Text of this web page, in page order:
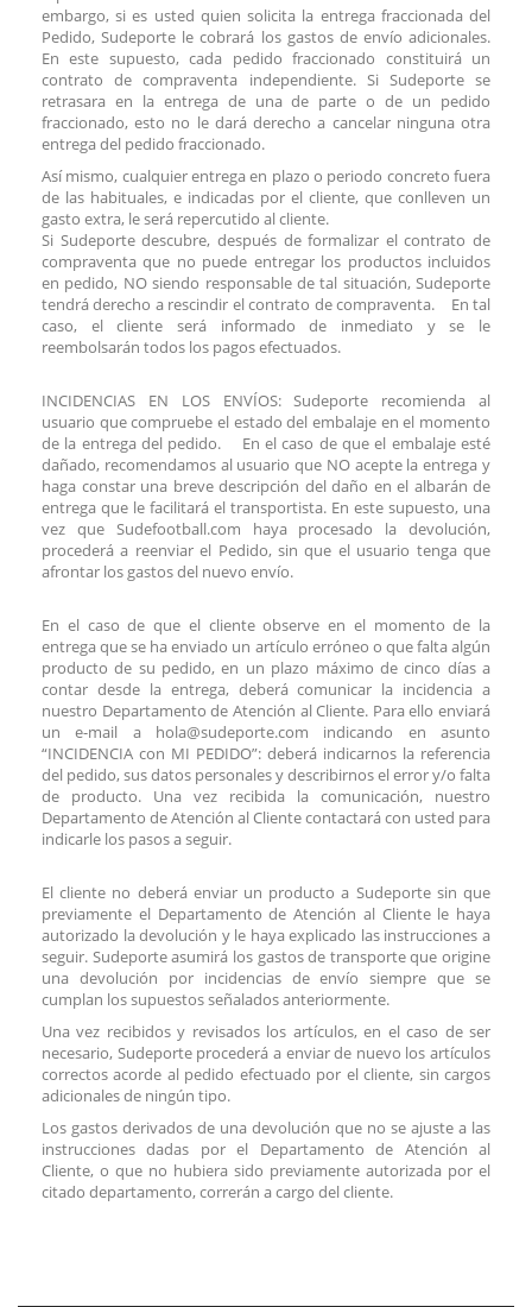
embargo, si es usted quien solicita la entrega fraccionada del
Pedido, Sudeporte le cobrará los gastos de envío adicionales.
En este supuesto, cada pedido fraccionado constituirá un
contrato de compraventa independiente. Si Sudeporte se
retrasara en la entrega de una de parte o de un pedido
fraccionado, esto no le dará derecho a cancelar ninguna otra
entrega del pedido fraccionado.
Así mismo, cualquier entrega en plazo o periodo concreto fuera
de las habituales, e indicadas por el cliente, que conlleven un
gasto extra, le será repercutido al cliente.
Si Sudeporte descubre, después de formalizar el contrato de
compraventa que no puede entregar los productos incluidos
en pedido, NO siendo responsable de tal situación, Sudeporte
tendrá derecho a rescindir el contrato de compraventa. En tal
caso, el cliente será informado de inmediato y se le
reembolsarán todos los pagos efectuados.
INCIDENCIAS EN LOS ENVÍOS: Sudeporte recomienda al
usuario que compruebe el estado del embalaje en el momento
de la entrega del pedido. En el caso de que el embalaje esté
dañado, recomendamos al usuario que NO acepte la entrega y
haga constar una breve descripción del daño en el albarán de
entrega que le facilitará el transportista. En este supuesto, una
vez que Sudefootball.com haya procesado la devolución,
procederá a reenviar el Pedido, sin que el usuario tenga que
afrontar los gastos del nuevo envío.
En el caso de que el cliente observe en el momento de la
entrega que se ha enviado un artículo erróneo o que falta algún
producto de su pedido, en un plazo máximo de cinco días a
contar desde la entrega, deberá comunicar la incidencia a
nuestro Departamento de Atención al Cliente. Para ello enviará
un e-mail a hola@sudeporte.com indicando en asunto
“INCIDENCIA con MI PEDIDO”: deberá indicarnos la referencia
del pedido, sus datos personales y describirnos el error y/o falta
de producto. Una vez recibida la comunicación, nuestro
Departamento de Atención al Cliente contactará con usted para
indicarle los pasos a seguir.
El cliente no deberá enviar un producto a Sudeporte sin que
previamente el Departamento de Atención al Cliente le haya
autorizado la devolución y le haya explicado las instrucciones a
seguir. Sudeporte asumirá los gastos de transporte que origine
una devolución por incidencias de envío siempre que se
cumplan los supuestos señalados anteriormente.
Una vez recibidos y revisados los artículos, en el caso de ser
necesario, Sudeporte procederá a enviar de nuevo los artículos
correctos acorde al pedido efectuado por el cliente, sin cargos
adicionales de ningún tipo.
Los gastos derivados de una devolución que no se ajuste a las
instrucciones dadas por el Departamento de Atención al
Cliente, o que no hubiera sido previamente autorizada por el
citado departamento, correrán a cargo del cliente.